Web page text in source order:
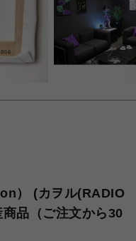
） (カヲル(RADIO
品（ご注文から30